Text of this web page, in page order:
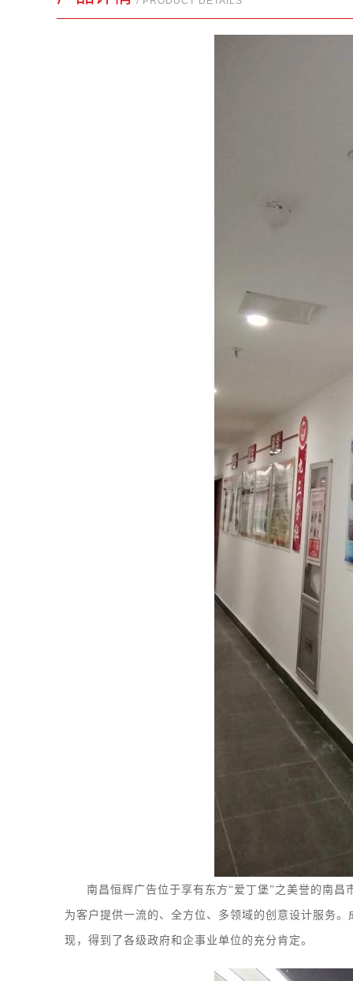
南昌恒辉广告位于享有东方“爱丁堡”之美誉的南昌
为客户提供一流的、全方位、多领域的创意设计服务。
现，得到了各级政府和企事业单位的充分肯定。